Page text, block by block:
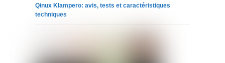
Qinux Klampero: avis, tests et caractéristiques
techniques